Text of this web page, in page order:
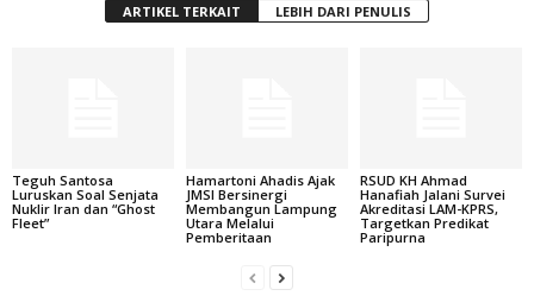
ARTIKEL TERKAIT LEBIH DARI PENULIS
Teguh Santosa
Luruskan Soal Senjata
Nuklir Iran dan “Ghost
Fleet”
Hamartoni Ahadis Ajak
JMSI Bersinergi
Membangun Lampung
Utara Melalui
Pemberitaan
RSUD KH Ahmad
Hanafiah Jalani Survei
Akreditasi LAM-KPRS,
Targetkan Predikat
Paripurna